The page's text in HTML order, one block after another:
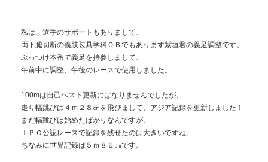
私は、選手のサポートもありまして、
両下腿切断の義肢装具学科ＯＢでもあります紫垣君の義足調整です。
ぶっつけ本番で義足を持参しまして、
午前中に調整、午後のレースで使用しました。
100mは自己ベスト更新にはなりませんでしたが、
走り幅跳びは４ｍ２８㎝を飛びまして、アジア記録を更新しました！
まだ幅跳びは始めたばかりなんですが、
ＩＰＣ公認レースで記録を残せたのは大きいですね。
ちなみに世界記録は５ｍ８６㎝です。